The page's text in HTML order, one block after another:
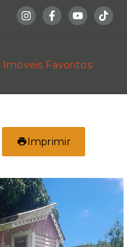
Imóveis Favoritos
Imprimir